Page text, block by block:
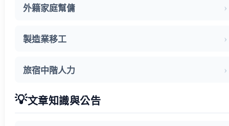
外籍家庭幫傭
製造業移工
旅宿中階人力
💡文章知識與公告